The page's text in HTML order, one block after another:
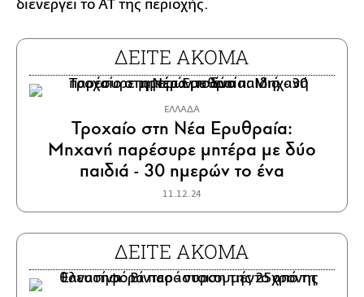
διενεργεί το ΑΤ της περιοχής.
ΔΕΙΤΕ ΑΚΟΜΑ
ΕΛΛΑΔΑ
Τροχαίο στη Νέα Ερυθραία:
Μηχανή παρέσυρε μητέρα με δύο
παιδιά - 30 ημερών το ένα
11.12.24
ΔΕΙΤΕ ΑΚΟΜΑ